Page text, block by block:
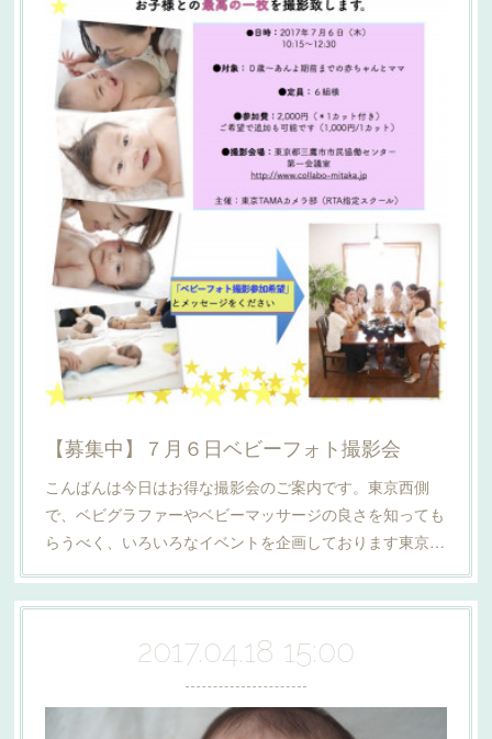
【募集中】７月６日ベビーフォト撮影会
こんばんは今日はお得な撮影会のご案内です。東京西側
で、ベビグラファーやベビーマッサージの良さを知っても
らうべく、いろいろなイベントを企画しております東京…
2017.04.18 15:00